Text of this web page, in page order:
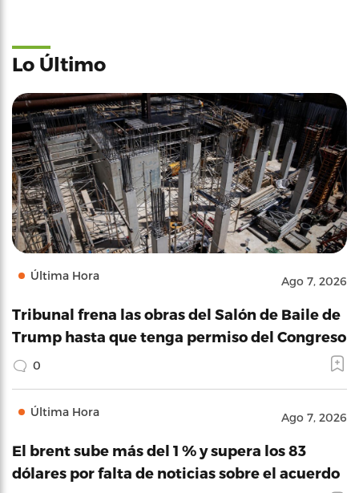
Lo Último
Última Hora Ago 7, 2026
Tribunal frena las obras del Salón de Baile de
Trump hasta que tenga permiso del Congreso
0
Última Hora Ago 7, 2026
El brent sube más del 1 % y supera los 83
dólares por falta de noticias sobre el acuerdo